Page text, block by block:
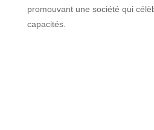
promouvant une société qui
capacités.